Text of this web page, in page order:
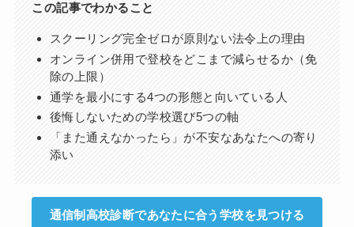
この記事でわかること
スクーリング完全ゼロが原則ない法令上の理由
オンライン併用で登校をどこまで減らせるか（免
除の上限）
通学を最小にする4つの形態と向いている人
後悔しないための学校選び5つの軸
「また通えなかったら」が不安なあなたへの寄り
添い
通信制高校診断であなたに合う学校を見つける